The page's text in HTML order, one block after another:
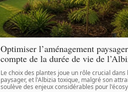
Optimiser l’aménagement
compte de la durée de vie de
Le choix des plantes joue un rôle crucial
paysager, et l'Albizia toxique, malgré son
soulève des enjeux considérables pour